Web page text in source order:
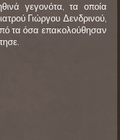
γεγονότα, τα οποία
Γιώργου Δενδρινού,
τα όσα επακολούθησαν